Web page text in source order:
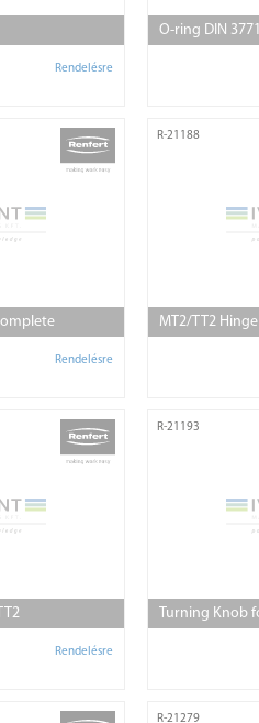
Rendelésre
O-ring DIN
Rendelésre
R-21188
MT2/TT2
Rendelésre
R-21193
Turning Knob
R-21279